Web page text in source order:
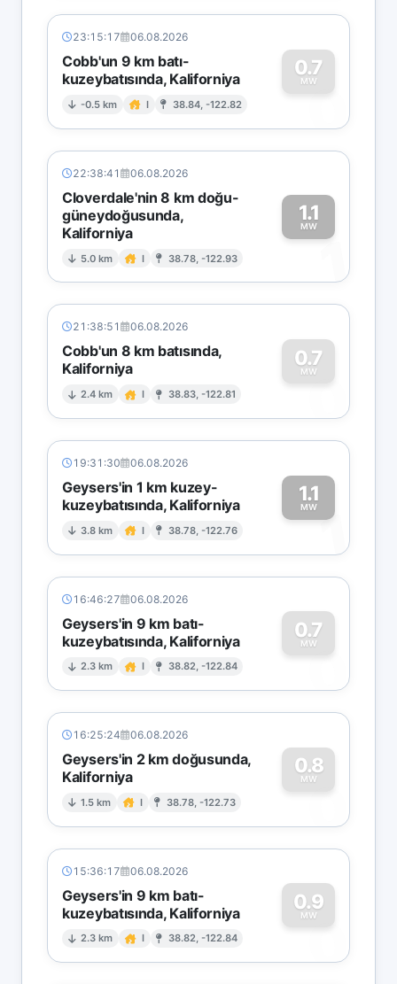
23:15:17 06.08.2026
Cobb'un 9 km batı-
kuzeybatısında, Kaliforniya
-0.5 km I 38.84, -122.82
0.7
MW
0
22:38:41 06.08.2026
Cloverdale'nin 8 km doğu-
güneydoğusunda,
Kaliforniya
5.0 km I 38.78, -122.93
1.1
MW
1
21:38:51 06.08.2026
Cobb'un 8 km batısında,
Kaliforniya
2.4 km I 38.83, -122.81
0.7
MW
0
19:31:30 06.08.2026
Geysers'in 1 km kuzey-
kuzeybatısında, Kaliforniya
3.8 km I 38.78, -122.76
1.1
MW1
16:46:27 06.08.2026
Geysers'in 9 km batı-
kuzeybatısında, Kaliforniya
2.3 km I 38.82, -122.84
0.7
MW
0
16:25:24 06.08.2026
Geysers'in 2 km doğusunda,
Kaliforniya
1.5 km I 38.78, -122.73
0.8
MW
0
15:36:17 06.08.2026
Geysers'in 9 km batı-
kuzeybatısında, Kaliforniya
2.3 km I 38.82, -122.84
0.9
MW
0